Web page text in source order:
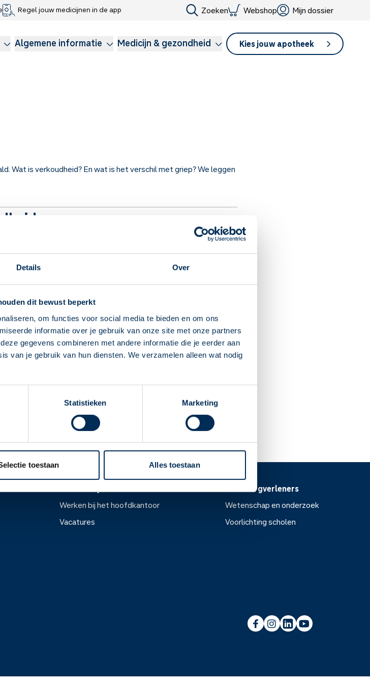
Details Over
dit bewust beperkt
om functies voor social media te bieden en om ons
informatie over je gebruik van onze site met onze partners
gegevens combineren met andere informatie die je eerder aan
van je gebruik van hun diensten. We verzamelen alleen wat nodig
Statistieken Marketing
toestaan Alles toestaan
staat nu ingesteld als
apotheek
alle informatie vinden in het
Regel jouw medicijnen in de app Zoeken Webshop Mijn dossier
Algemene informatie Medicijn & gezondheid Kies jouw apotheek
Webshop
Klachtenregeling
Longzorg
Wat is verkoudheid? En wat is het verschil met griep? We leggen
af?
in de meeste gevallen vanzelf over. Met een
kom je het snelst van je verkoudheid af?
weinig virussen weerstand opgebouwd. Daarom kunnen ze
Werken bij het hoofdkantoor
Vacatures
Voor zorgverleners
Wetenschap en onderzoek
Voorlichting scholen
Voorlichting scholen